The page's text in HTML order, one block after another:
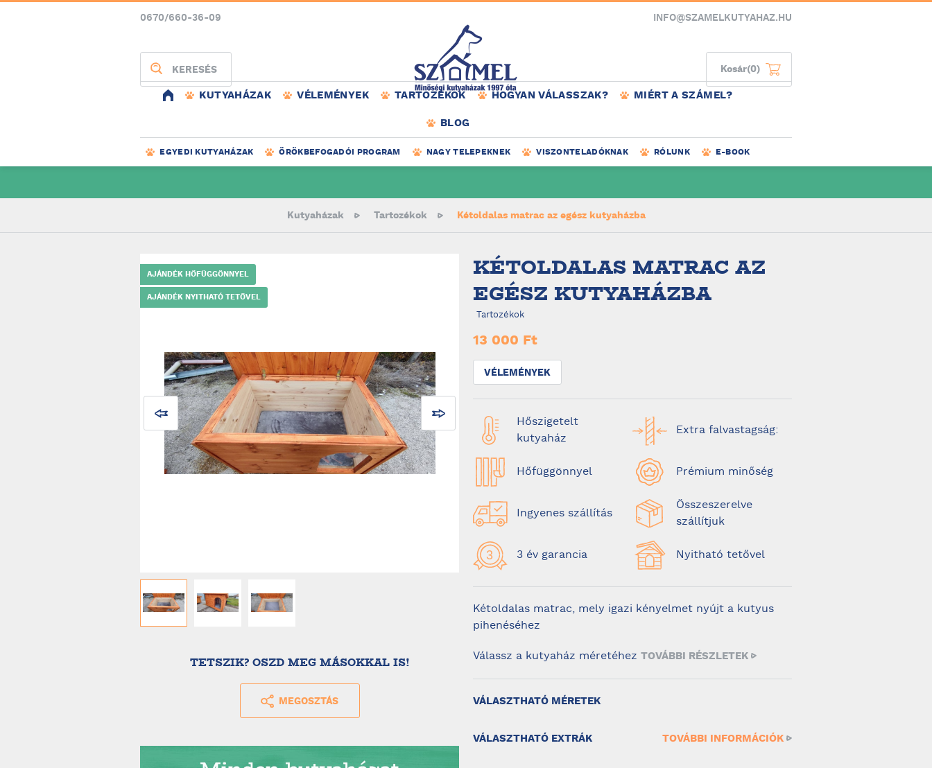
0670/660-36-09 INFO@SZAMELKUTYAHAZ.HU
KERESÉS Kosár(0)
KUTYAHÁZAK VÉLEMÉNYEK TARTOZÉKOK HOGYAN VÁLASSZAK? MIÉRT A SZÁMEL?
BLOG
EGYEDI KUTYAHÁZAK ÖRÖKBEFOGADÓI PROGRAM NAGY TELEPEKNEK VISZONTELADÓKNAK RÓLUNK E-BOOK
Kutyaházak Tartozékok Kétoldalas matrac az egész kutyaházba
TETSZIK? OSZD MEG MÁSOKKAL IS!
MEGOSZTÁS
AJÁNDÉK HŐFÜGGÖNNYEL
AJÁNDÉK NYITHATÓ TETŐVEL
KÉTOLDALAS MATRAC AZ
EGÉSZ KUTYAHÁZBA
Tartozékok
13 000 Ft
VÉLEMÉNYEK
Hőszigetelt
kutyaház
Extra falvastagság:
Hőfüggönnyel Prémium minőség
Ingyenes szállítás
Összeszerelve
szállítjuk
3 év garancia Nyitható tetővel
Kétoldalas matrac, mely igazi kényelmet nyújt a kutyus
pihenéséhez
Válassz a kutyaház méretéhez TOVÁBBI RÉSZLETEK
VÁLASZTHATÓ MÉRETEK
VÁLASZTHATÓ EXTRÁK TOVÁBBI INFORMÁCIÓK